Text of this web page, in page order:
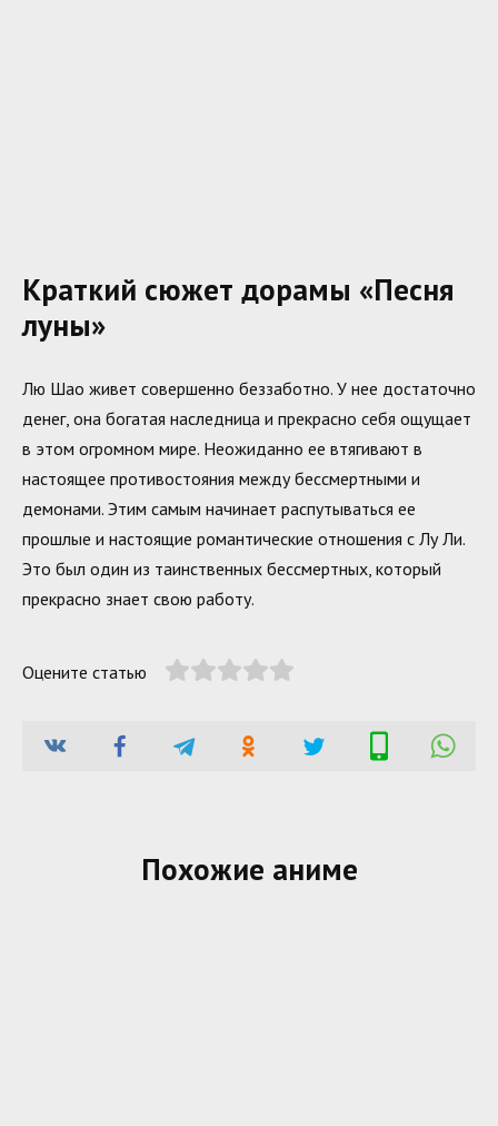
Краткий сюжет дорамы «Песня
луны»
Лю Шао живет совершенно беззаботно. У нее достаточно
денег, она богатая наследница и прекрасно себя ощущает
в этом огромном мире. Неожиданно ее втягивают в
настоящее противостояния между бессмертными и
демонами. Этим самым начинает распутываться ее
прошлые и настоящие романтические отношения с Лу Ли.
Это был один из таинственных бессмертных, который
прекрасно знает свою работу.
Оцените статью
Похожие аниме